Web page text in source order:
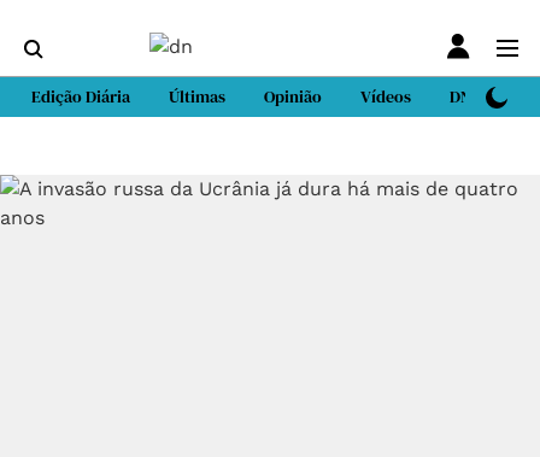
Edição Diária Últimas Opinião Vídeos DN Sport